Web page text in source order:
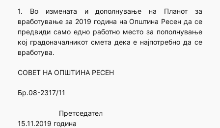
1. Во измената и дополнување на Планот за
вработување за 2019 година на Општина Ресен да се
предвиди само едно работно место за пополнување
кој градоначалникот смета дека е најпотребно да се
вработува.
СОВЕТ НА ОПШТИНА РЕСЕН
Бр.08-2317/11
Претседател
15.11.2019 година